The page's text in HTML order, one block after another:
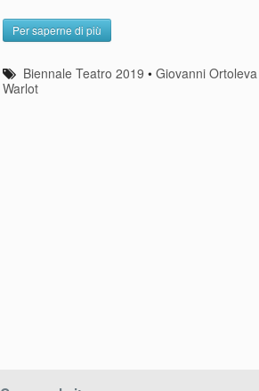
Per saperne di più
Biennale Teatro 2019 •Giovanni Ortoleva
Warlot